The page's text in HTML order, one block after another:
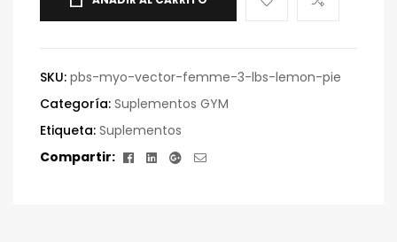
SKU: pbs-myo-vector-femme-3-lbs-lemon-pie
Categoría: Suplementos GYM
Etiqueta: Suplementos
Compartir:
Facebook
LinkedinGoogle+
Correo